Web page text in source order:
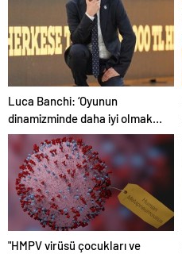
Luca Banchi: ‘Oyunun
dinamizminde daha iyi olmak
zorundayız’
"HMPV virüsü çocukları ve